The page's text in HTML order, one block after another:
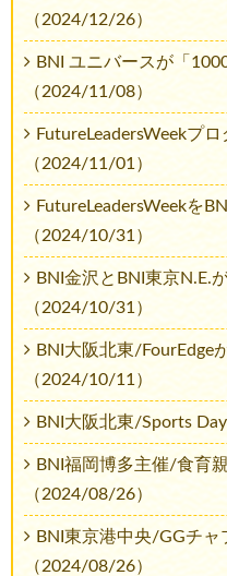
（2024/12/26）
BNI ユニバースが「
（2024/11/08）
FutureLeadersWeekプ
（2024/11/01）
FutureLeadersWeekを
（2024/10/31）
BNI金沢とBNI東京N.E.
（2024/10/31）
BNI大阪北東/FourEdge
（2024/10/11）
BNI大阪北東/Sports
BNI福岡博多主催/食育
（2024/08/26）
BNI東京港中央/GGチ
（2024/08/26）